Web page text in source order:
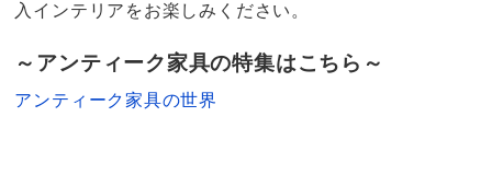
入インテリアをお楽しみください。
～アンティーク家具の特集はこちら～
アンティーク家具の世界